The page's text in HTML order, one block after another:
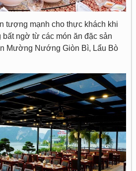
tượng mạnh cho thực khách khi
ngờ từ các món ăn đặc sản
Mường Nướng Giòn Bì, Lẩu Bò